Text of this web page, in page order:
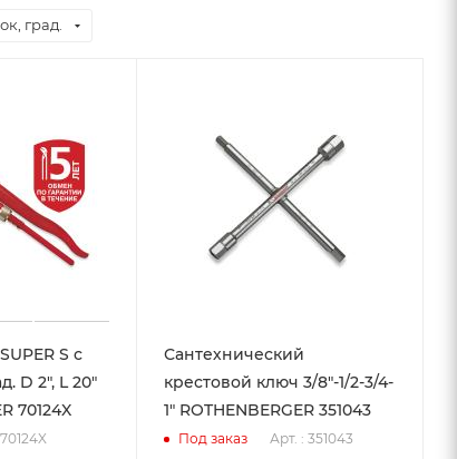
град.
S с
D 2", L 20"
70124X
Сантехнический
крестовой ключ 3/8"-1/2-3/4-
1" ROTHENBERGER 351043
Под заказ Арт. : 351043